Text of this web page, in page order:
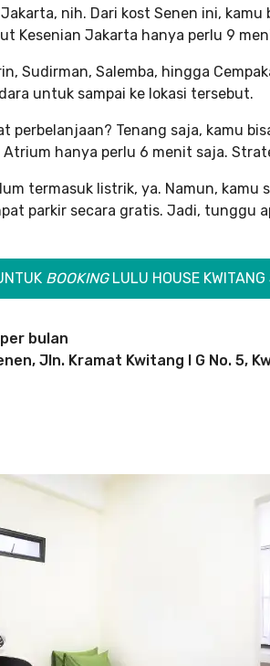
nih. Dari kost Senen ini, kamu
Kesenian Jakarta hanya perlu 9
Sudirman, Salemba, hingga
untuk sampai ke lokasi tersebut.
perbelanjaan? Tenang saja, kamu
hanya perlu 6 menit saja.
termasuk listrik, ya. Namun, kamu
parkir secara gratis. Jadi, tunggu
BOOKINGLULU HOUSE KWITANG
bulan
Jln. Kramat Kwitang I G No. 5,